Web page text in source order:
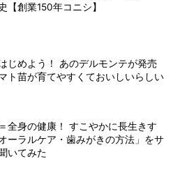
【創業150年コニシ】
じめよう！ あのデルモンテが発売
ト苗が育てやすくておいしいらしい
全身の健康！ すこやかに長生きす
ーラルケア・歯みがきの方法」をサ
いてみた